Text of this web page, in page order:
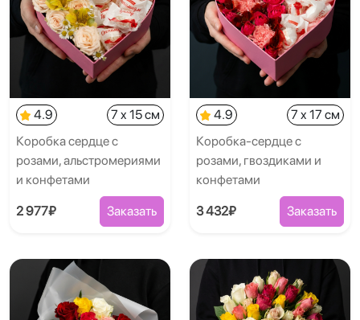
4.9
7 x 15 см
Коробка сердце с
розами, альстромериями
и конфетами
2 977₽ Заказать
4.9
7 x 17 см
Коробка-сердце с
розами, гвоздиками и
конфетами
3 432₽ Заказать